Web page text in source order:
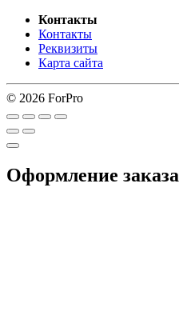
Контакты
Контакты
Реквизиты
Карта сайта
© 2026 ForPro
Оформление заказа